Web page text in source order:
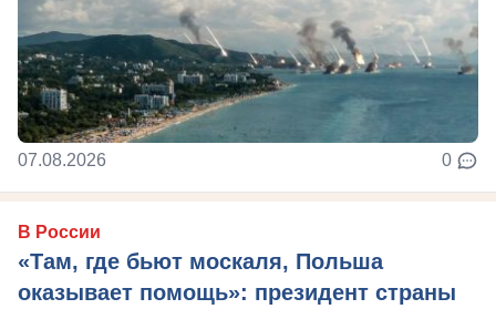
07.08.2026 0
В России
«Там, где бьют москаля, Польша
оказывает помощь»: президент страны